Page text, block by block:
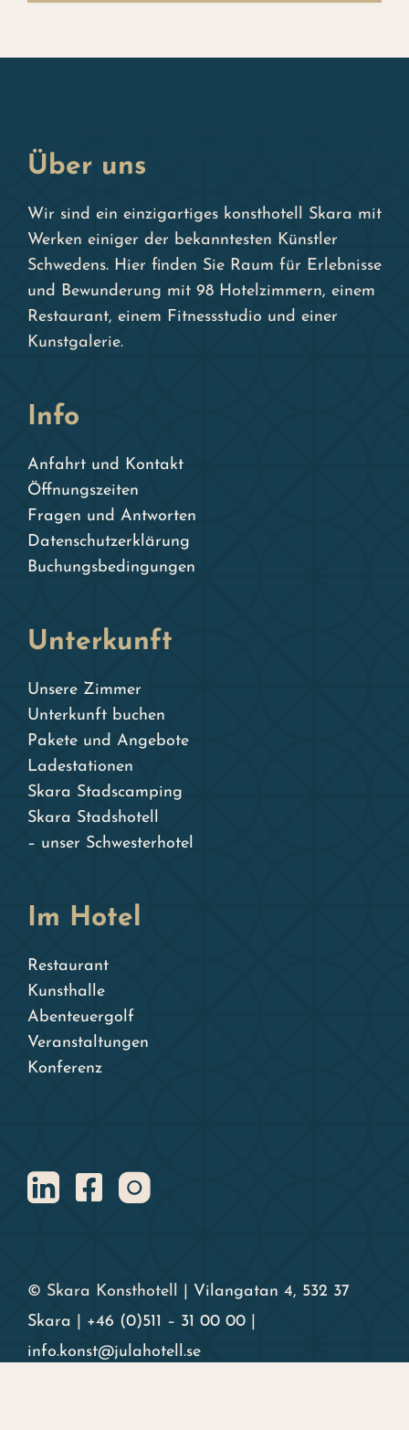
Über uns
Wir sind ein einzigartiges konsthotell Skara mit
Werken einiger der bekanntesten Künstler
Schwedens. Hier finden Sie Raum für Erlebnisse
und Bewunderung mit 98 Hotelzimmern, einem
Restaurant, einem Fitnessstudio und einer
Kunstgalerie.
Info
Anfahrt und Kontakt
Öffnungszeiten
Fragen und Antworten
Datenschutzerklärung
Buchungsbedingungen
Unterkunft
Unsere Zimmer
Unterkunft buchen
Pakete und Angebote
Ladestationen
Skara Stadscamping
Skara Stadshotell
– unser Schwesterhotel
Im Hotel
Restaurant
Kunsthalle
Abenteuergolf
Veranstaltungen
Konferenz
© Skara Konsthotell | Vilangatan 4, 532 37
Skara
+46 (0)511 – 31 00 00
info.konst@julahotell.se